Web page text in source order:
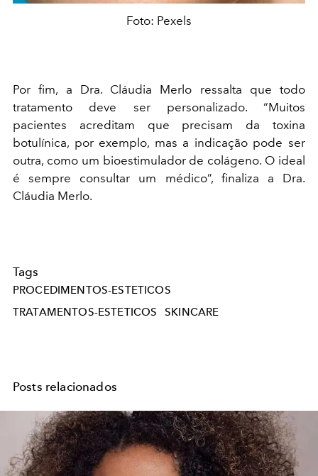
Foto: Pexels
Por fim, a Dra. Cláudia Merlo ressalta que todo
tratamento deve ser personalizado. “Muitos
pacientes acreditam que precisam da toxina
botulínica, por exemplo, mas a indicação pode ser
outra, como um bioestimulador de colágeno. O ideal
é sempre consultar um médico”, finaliza a Dra.
Cláudia Merlo.
Tags
PROCEDIMENTOS-ESTETICOS
TRATAMENTOS-ESTETICOS
SKINCARE
Posts relacionados